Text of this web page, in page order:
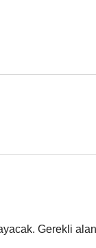
Gerekli